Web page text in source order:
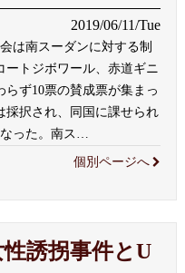
2019/06/11/Tue
は南スーダンに対する制
トジボワール、赤道ギニ
ず10票の賛成票が集まっ
採択され、同国に課せられ
った。南ス
個別ページへ
誘拐事件とU